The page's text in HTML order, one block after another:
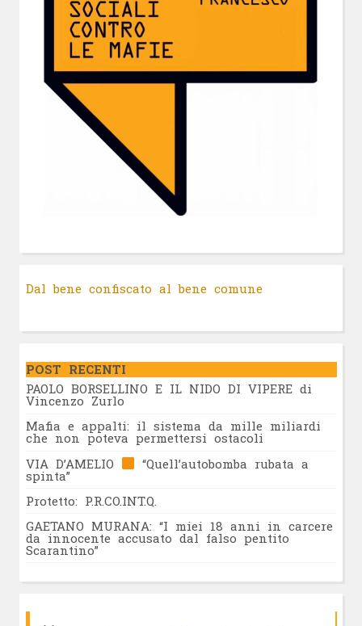
Dal bene confiscato al bene comune
POST RECENTI
PAOLO BORSELLINO E IL NIDO DI VIPERE di
Vincenzo Zurlo
Mafia e appalti: il sistema da mille miliardi
che non poteva permettersi ostacoli
VIA D’AMELIO
“Quell’autobomba rubata a
spinta”
Protetto: P.R.CO.INT.Q.
GAETANO MURANA: “I miei 18 anni in carcere
da innocente accusato dal falso pentito
Scarantino”